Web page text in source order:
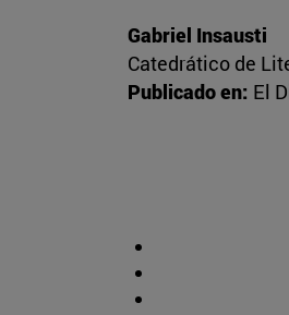
Gabriel Insausti
Catedrático de
Publicado en: El